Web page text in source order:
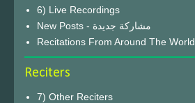
6) Live Recordings
New Posts - مشاركة جديدة
Recitations From Around The World
Reciters
7) Other Reciters